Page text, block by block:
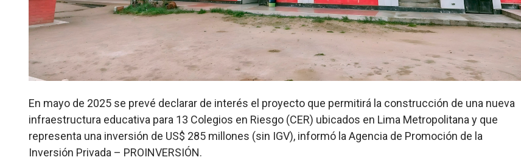
En mayo de 2025 se prevé declarar de interés el proyecto que permitirá la construcción de una nueva
infraestructura educativa para 13 Colegios en Riesgo (CER) ubicados en Lima Metropolitana y que
representa una inversión de US$ 285 millones (sin IGV), informó la Agencia de Promoción de la
Inversión Privada – PROINVERSIÓN.